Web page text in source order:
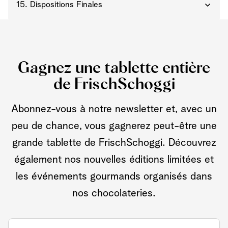
15. Dispositions Finales
Gagnez une tablette entière
de FrischSchoggi
Abonnez-vous à notre newsletter et, avec un
peu de chance, vous gagnerez peut-être une
grande tablette de FrischSchoggi. Découvrez
également nos nouvelles éditions limitées et
les événements gourmands organisés dans
nos chocolateries.